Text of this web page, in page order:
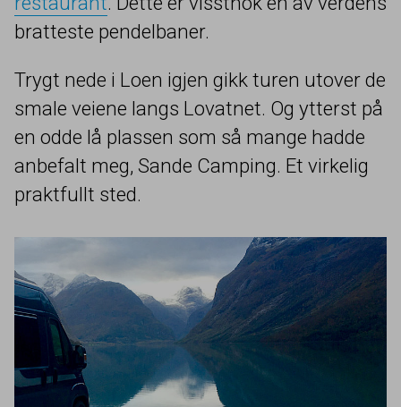
bratteste pendelbaner.
Trygt nede i Loen igjen gikk turen utover de
smale veiene langs Lovatnet. Og ytterst på
en odde lå plassen som så mange hadde
anbefalt meg, Sande Camping. Et virkelig
praktfullt sted.